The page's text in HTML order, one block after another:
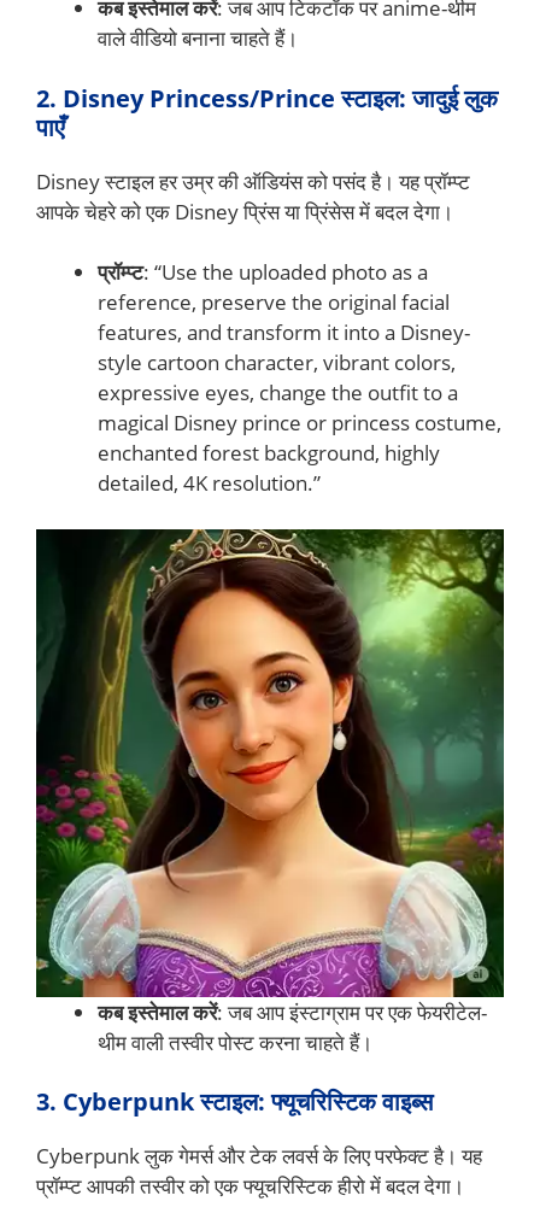
कब इस्तेमाल करें: जब आप टिकटॉक पर anime-थीम
वाले वीडियो बनाना चाहते हैं।
2. Disney Princess/Prince स्टाइल: जादुई लुक
पाएँ
Disney स्टाइल हर उम्र की ऑडियंस को पसंद है। यह प्रॉम्प्ट
आपके चेहरे को एक Disney प्रिंस या प्रिंसेस में बदल देगा।
प्रॉम्प्ट: “Use the uploaded photo as a
reference, preserve the original facial
features, and transform it into a Disney-
style cartoon character, vibrant colors,
expressive eyes, change the outfit to a
magical Disney prince or princess costume,
enchanted forest background, highly
detailed, 4K resolution.”
कब इस्तेमाल करें: जब आप इंस्टाग्राम पर एक फेयरीटेल-
थीम वाली तस्वीर पोस्ट करना चाहते हैं।
3. Cyberpunk स्टाइल: फ्यूचरिस्टिक वाइब्स
Cyberpunk लुक गेमर्स और टेक लवर्स के लिए परफेक्ट है। यह
प्रॉम्प्ट आपकी तस्वीर को एक फ्यूचरिस्टिक हीरो में बदल देगा।